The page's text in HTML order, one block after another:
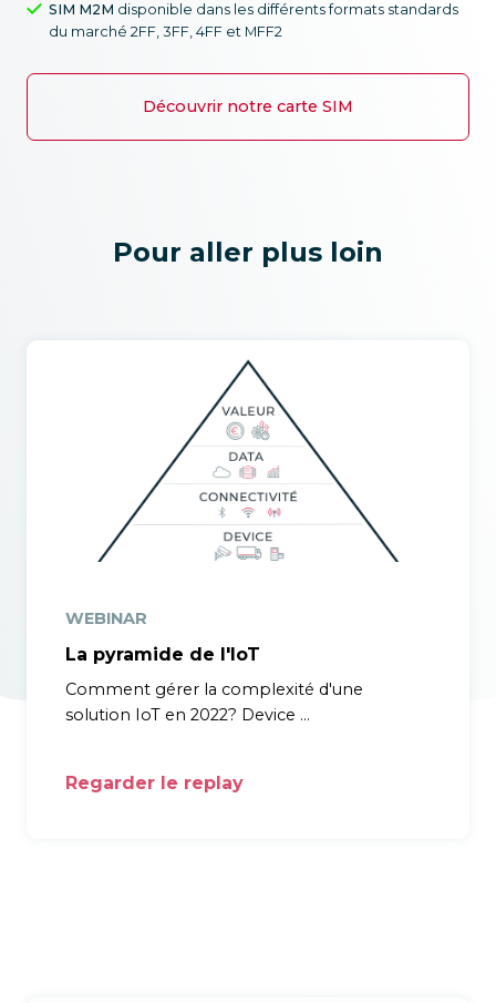
SIM M2M disponible dans les différents formats standards
du marché 2FF, 3FF, 4FF et MFF2
Découvrir notre carte SIM
Pour aller plus loin
WEBINAR
La pyramide de l'IoT
Comment gérer la complexité d'une
solution IoT en 2022? Device …
Regarder le replay